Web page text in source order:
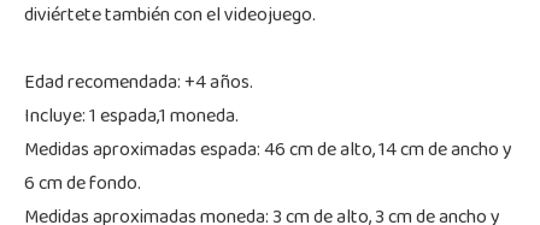
diviértete también con el videojuego.
Edad recomendada: +4 años.
Incluye: 1 espada,1 moneda.
Medidas aproximadas espada: 46 cm de alto, 14 cm de ancho y
6 cm de fondo.